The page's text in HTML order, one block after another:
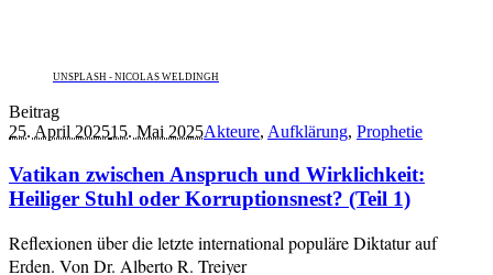
UNSPLASH - NICOLAS WELDINGH
Beitrag
25. April 202515. Mai 2025Akteure, Aufklärung, Prophetie
Vatikan zwischen Anspruch und Wirklichkeit:
Heiliger Stuhl oder Korruptionsnest? (Teil 1)
Reflexionen über die letzte international populäre Diktatur auf
Erden. Von Dr. Alberto R. Treiyer